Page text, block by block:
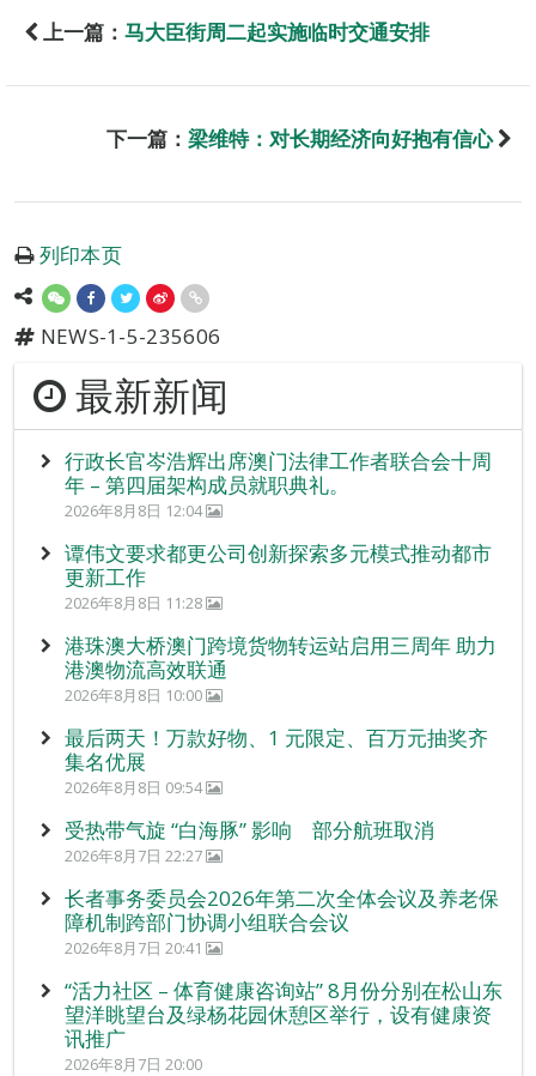
上一篇： 马大臣街周二起实施临时交通安排
下一篇： 梁维特：对长期经济向好抱有信心
列印本页
NEWS-1-5-235606
最新新闻
行政长官岑浩辉出席澳门法律工作者联合会十周
年 – 第四届架构成员就职典礼。
2026年8月8日 12:04
谭伟文要求都更公司创新探索多元模式推动都市
更新工作
2026年8月8日 11:28
港珠澳大桥澳门跨境货物转运站启用三周年 助力
港澳物流高效联通
2026年8月8日 10:00
最后两天！万款好物、1 元限定、百万元抽奖齐
集名优展
2026年8月8日 09:54
受热带气旋 “白海豚” 影响 部分航班取消
2026年8月7日 22:27
长者事务委员会2026年第二次全体会议及养老保
障机制跨部门协调小组联合会议
2026年8月7日 20:41
“活力社区 – 体育健康咨询站” 8月份分别在松山东
望洋眺望台及绿杨花园休憩区举行，设有健康资
讯推广
2026年8月7日 20:00